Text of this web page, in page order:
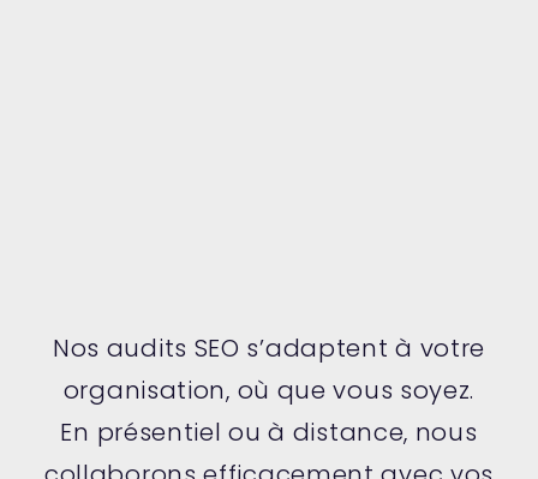
Nos audits SEO s’adaptent à votre
organisation, où que vous soyez.
En présentiel ou à distance, nous